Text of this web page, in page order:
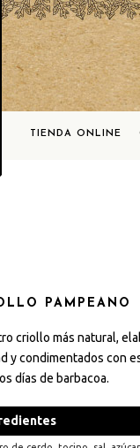
TIENDA ONLINE
PAMPEANO
criollo más natural,
y condimentados con
días de barbacoa.